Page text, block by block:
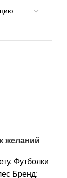
желаний
, Футболки
Бренд: